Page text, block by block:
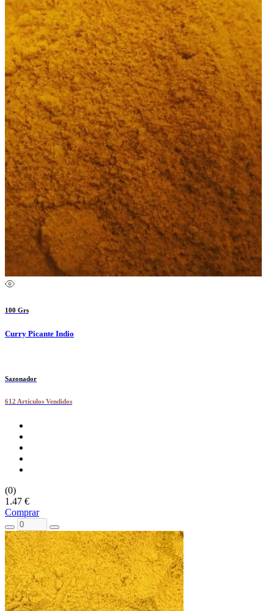
100 Grs
Curry Picante Indio
Sazonador
612 Artículos Vendidos
(0)
1.47 €
Comprar